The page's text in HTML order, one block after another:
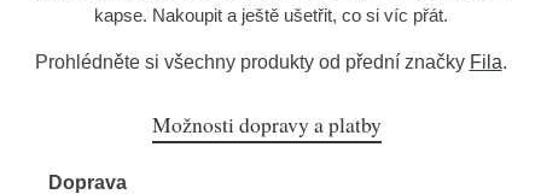
kapse. Nakoupit a ještě ušetřit, co si víc přát.
Prohlédněte si všechny produkty od přední značky Fila.
Možnosti dopravy a platby
Doprava